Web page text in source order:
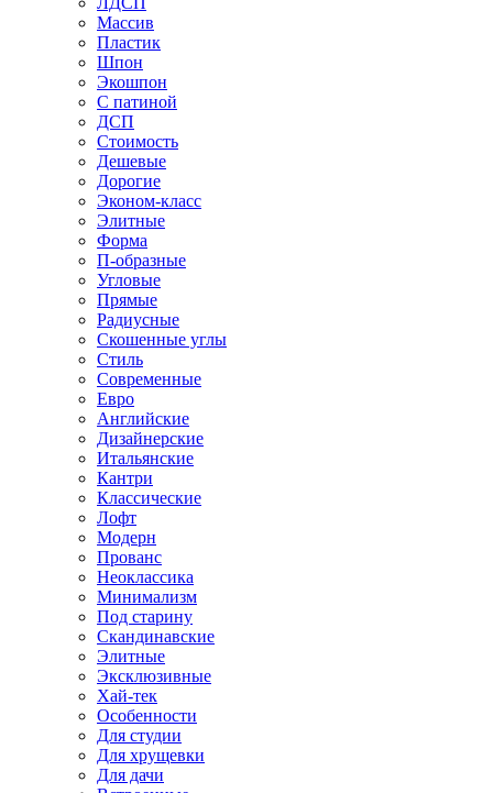
Массив
Пластик
Шпон
Экошпон
С патиной
ДСП
Стоимость
Дешевые
Дорогие
Эконом-класс
Элитные
Форма
П-образные
Угловые
Прямые
Радиусные
Скошенные углы
Стиль
Современные
Евро
Английские
Дизайнерские
Итальянские
Кантри
Классические
Лофт
Модерн
Прованс
Неоклассика
Минимализм
Под старину
Скандинавские
Элитные
Эксклюзивные
Хай-тек
Особенности
Для студии
Для хрущевки
Для дачи